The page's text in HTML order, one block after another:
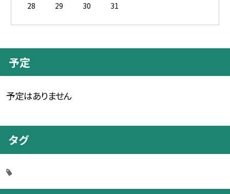
28
29 30 31
予定
予定はありません
タグ